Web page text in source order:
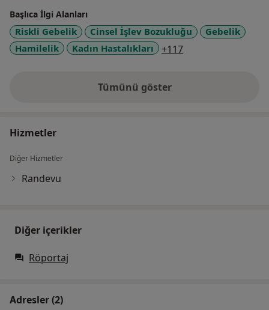
Başlıca İlgi Alanları
Riskli Gebelik Cinsel İşlev Bozukluğu
Gebelik
Hamilelik
Kadın Hastalıkları +117
Tümünü gösterdeneyim hakkında
Hizmetler
Diğer Hizmetler
Randevu
Diğer içerikler
Röportaj
Adresler (2)